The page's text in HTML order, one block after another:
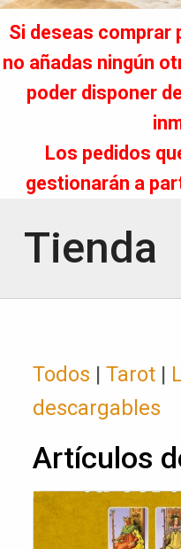
Si deseas comprar
no añadas ningún
poder disponer
Los pedidos
gestionarán a
Tienda
Todos | Tarot|
descargables
Artículos